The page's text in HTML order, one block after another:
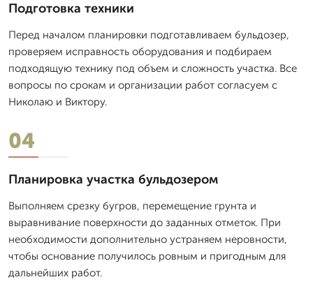
Подготовка техники
Перед началом планировки подготавливаем бульдозер,
проверяем исправность оборудования и подбираем
подходящую технику под объем и сложность участка. Все
вопросы по срокам и организации работ согласуем с
Николаю и Виктору.
04
Планировка участка бульдозером
Выполняем срезку бугров, перемещение грунта и
выравнивание поверхности до заданных отметок. При
необходимости дополнительно устраняем неровности,
чтобы основание получилось ровным и пригодным для
дальнейших работ.